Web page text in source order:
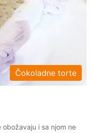
Čokoladne torte
i sa njom ne